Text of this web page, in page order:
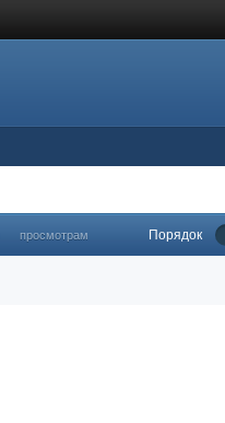
просмотрам Порядок